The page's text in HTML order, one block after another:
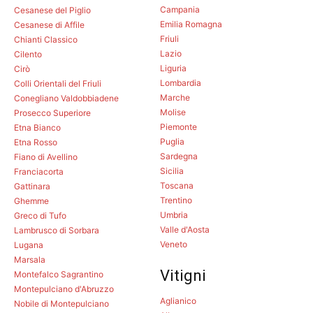
Cesanese del Piglio
Cesanese di Affile
Chianti Classico
Cilento
Cirò
Colli Orientali del Friuli
Conegliano Valdobbiadene
Prosecco Superiore
Etna Bianco
Etna Rosso
Fiano di Avellino
Franciacorta
Gattinara
Ghemme
Greco di Tufo
Lambrusco di Sorbara
Lugana
Marsala
Montefalco Sagrantino
Montepulciano d'Abruzzo
Nobile di Montepulciano
Campania
Emilia Romagna
Friuli
Lazio
Liguria
Lombardia
Marche
Molise
Piemonte
Puglia
Sardegna
Sicilia
Toscana
Trentino
Umbria
Valle d'Aosta
Veneto
Vitigni
Aglianico